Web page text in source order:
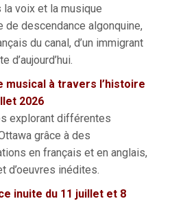
voix et la musique
de descendance algonquine,
du canal, d’un immigrant
d’aujourd’hui.
musical à travers l’histoire
2026
explorant différentes
grâce à des
en français et en anglais,
d’oeuvres inédites.
inuite du 11 juillet et 8